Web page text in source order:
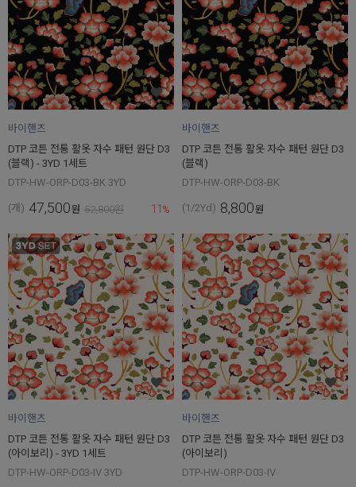
바이핸즈
DTP 코튼 전통 활옷 자수 패턴 원단 D3
(블랙) - 3YD 1세트
DTP-HW-ORP-D03-BK 3YD
(개) 47,500원 52,800원 11 %
바이핸즈
DTP 코튼 전통 활옷 자수 패턴 원단 D3
(블랙)
DTP-HW-ORP-D03-BK
(1/2Yd) 8,800원
바이핸즈
DTP 코튼 전통 활옷 자수 패턴 원단 D3
(아이보리) - 3YD 1세트
DTP-HW-ORP-D03-IV 3YD
바이핸즈
DTP 코튼 전통 활옷 자수 패턴 원단 D3
(아이보리)
DTP-HW-ORP-D03-IV